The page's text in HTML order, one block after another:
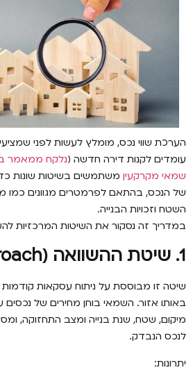
הערכת שווי נכס, מומלץ לעשות לפני
עומדים לקנות דירה חדשה (נלקח ממאמר
שמאי מקרקעין משתמשים בשיטות שונות
של הנכס, בהתאם לפרמטרים מגוונים כמו
השטח וזכויות הבנייה.
במדריך זה נסקור את השיטות המרכזיות
1. שיטת ההשוואה (Market Approach)
שיטה זו מבוססת על ניתוח עסקאות
באותו אזור. השמאי בוחן מחירים של נכסים
מיקום, שטח, שנת בנייה ומצב התחזוקה,
לנכס הנבדק.
יתרונות: